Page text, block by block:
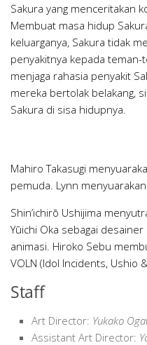
Sakura yang menceritakan
Membuat masa hidup
keluarganya, Sakura tidak
penyakitnya kepada
menjaga rahasia penyakit
mereka bertolak belakang,
Sakura di sisa hidupnya.
Mahiro Takasugi
pemuda. Lynn
Shin’ichirō Ushijima
Yūichi Oka sebagai
animasi. Hiroko Sebu
VOLN (Idol Incidents, Ushio
Staff
Art Director: Yukako
Assistant Art Director: